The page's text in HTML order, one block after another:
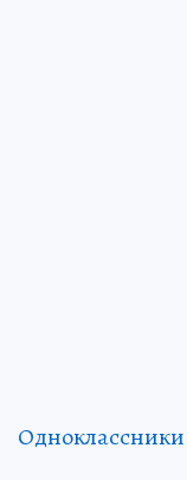
Одноклассники